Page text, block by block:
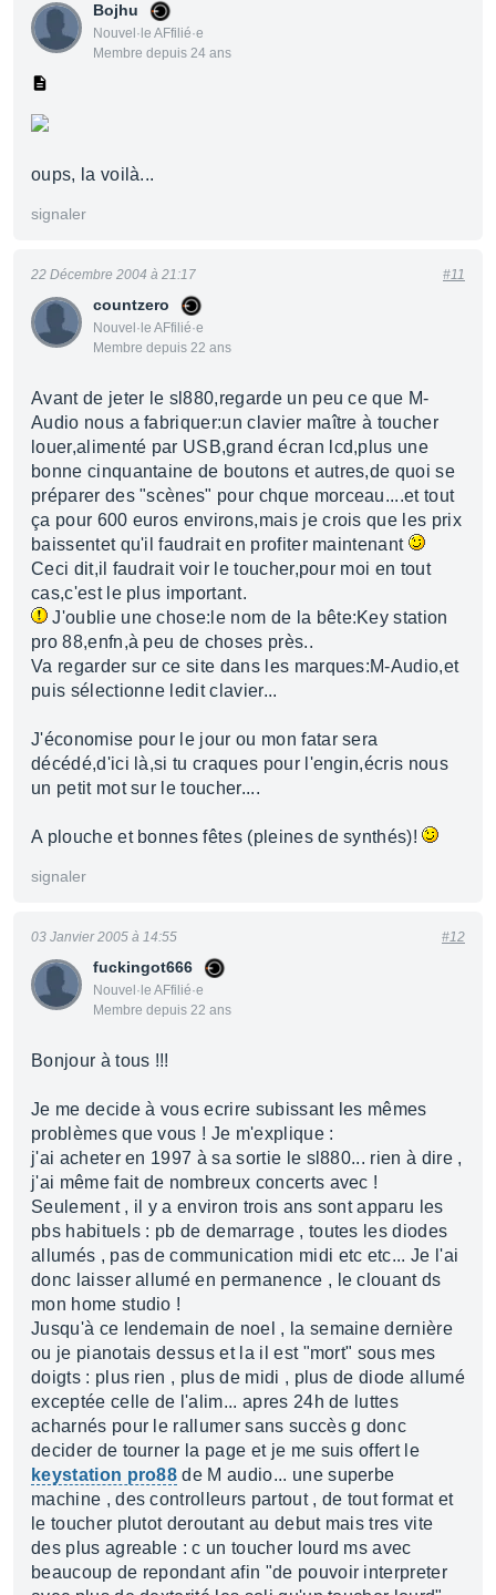
Bojhu
Nouvel·le AFfilié·e
Membre depuis 24 ans
oups, la voilà...
signaler
countzero
Nouvel·le AFfilié·e
Membre depuis 22 ans
22 Décembre 2004 à 21:17 #11
Avant de jeter le sl880,regarde un peu ce que M-
Audio nous a fabriquer:un clavier maître à toucher
louer,alimenté par USB,grand écran lcd,plus une
bonne cinquantaine de boutons et autres,de quoi se
préparer des "scènes" pour chque morceau....et tout
ça pour 600 euros environs,mais je crois que les prix
baissentet qu'il faudrait en profiter maintenant
Ceci dit,il faudrait voir le toucher,pour moi en tout
cas,c'est le plus important.
J'oublie une chose:le nom de la bête:Key station
pro 88,enfn,à peu de choses près..
Va regarder sur ce site dans les marques:M-Audio,et
puis sélectionne ledit clavier...
J'économise pour le jour ou mon fatar sera
décédé,d'ici là,si tu craques pour l'engin,écris nous
un petit mot sur le toucher....
A plouche et bonnes fêtes (pleines de synthés)!
signaler
fuckingot666
Nouvel·le AFfilié·e
Membre depuis 22 ans
03 Janvier 2005 à 14:55 #12
Bonjour à tous !!!
Je me decide à vous ecrire subissant les mêmes
problèmes que vous ! Je m'explique :
j'ai acheter en 1997 à sa sortie le sl880... rien à dire ,
j'ai même fait de nombreux concerts avec !
Seulement , il y a environ trois ans sont apparu les
pbs habituels : pb de demarrage , toutes les diodes
allumés , pas de communication midi etc etc... Je l'ai
donc laisser allumé en permanence , le clouant ds
mon home studio !
Jusqu'à ce lendemain de noel , la semaine dernière
ou je pianotais dessus et la il est "mort" sous mes
doigts : plus rien , plus de midi , plus de diode allumé
exceptée celle de l'alim... apres 24h de luttes
acharnés pour le rallumer sans succès g donc
decider de tourner la page et je me suis offert le
keystation pro88 de M audio... une superbe
machine , des controlleurs partout , de tout format et
le toucher plutot deroutant au debut mais tres vite
des plus agreable : c un toucher lourd ms avec
beaucoup de repondant afin "de pouvoir interpreter